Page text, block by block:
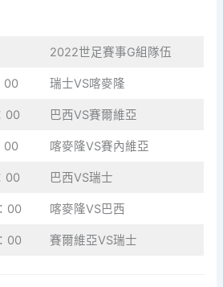
2022世足賽事G組隊伍
00 瑞士VS喀麥隆
00 巴西VS賽爾維亞
00 喀麥隆VS賽內維亞
00 巴西VS瑞士
00 喀麥隆VS巴西
00 賽爾維亞VS瑞士